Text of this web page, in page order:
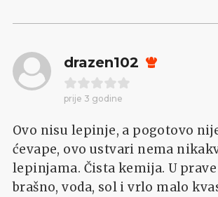
drazen102
prije 3 godine
Ovo nisu lepinje, a pogotovo
ćevape, ovo ustvari nema
lepinjama. Čista kemija. U
brašno, voda, sol i vrlo malo